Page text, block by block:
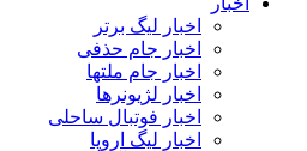
اخبار لیگ برتر
اخبار جام حذفی
اخبار جام ملتها
اخبار لژیونرها
اخبار فوتبال ساحلی
اخبار لیگ اروپا